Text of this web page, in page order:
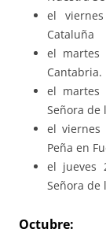
el
Cataluña
el martes
Cantabria.
el martes
Señora de
el viernes
Peña en
el jueves
Señora de
Octubre: